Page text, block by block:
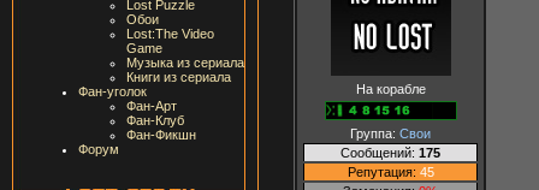
Lost Puzzle
Обои
Lost:The Video
Game
Музыка из сериала
Книги из сериала
Фан-уголок
Фан-Арт
Фан-Клуб
Фан-Фикшн
Форум
На корабле
Группа: Свои
Сообщений: 175
Репутация: 45